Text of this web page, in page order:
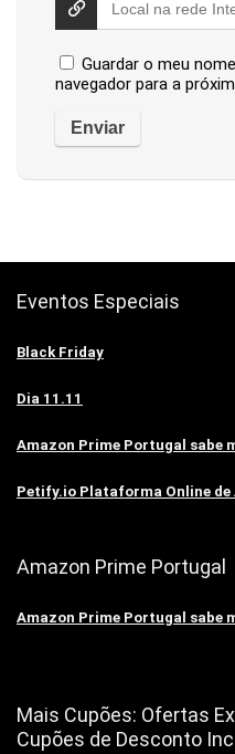
Guardar o meu
navegador para a
Eventos Especiais
Black Friday
Dia 11.11
Amazon Prime Portugal sabe
Petify.io Plataforma Online de
Amazon Prime Portugal
Amazon Prime Portugal sabe
Mais Cupões: Ofertas
Cupões de Desconto